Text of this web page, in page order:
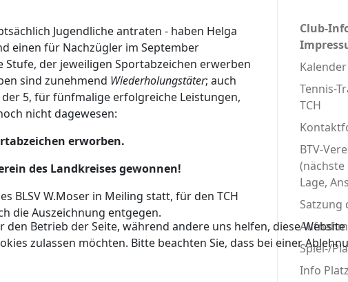
Jugendliche antraten - haben Helga
einen für Nachzügler im September
der jeweiligen Sportabzeichen erwerben
sind zunehmend Wiederholungstäter; auch
5, für fünfmalige erfolgreiche Leistungen,
nicht dagewesen:
erworben.
des Landkreises gewonnen!
BLSV W.Moser in Meiling statt, für den TCH
die Auszeichnung entgegen.
Club-
Kalender
Tennis-
TCH
BTV-
(nächste
Lage,
Satzung
Spiel-/
Info
Betrieb der Seite, während andere uns helfen, diese
zulassen möchten. Bitte beachten Sie, dass bei einer